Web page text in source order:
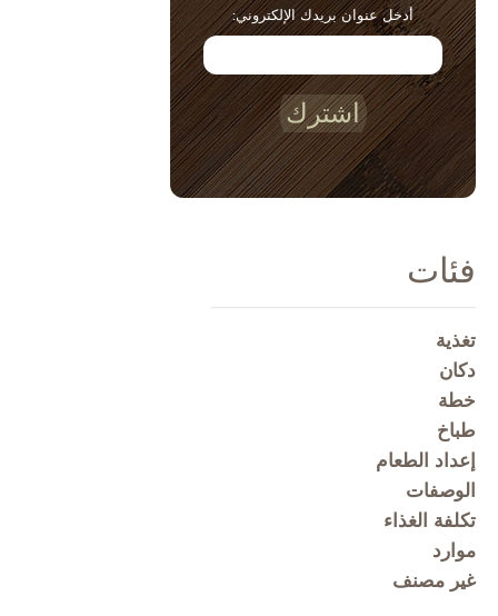
أدخل عنوان بريدك الإلكتروني:
اشترك
فئات
تغذية
دكان
خطة
طباخ
إعداد الطعام
الوصفات
تكلفة الغذاء
موارد
غير مصنف